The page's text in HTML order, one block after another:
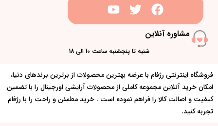
مشاوره آنلاین
شنبه تا پنجشنبه ساعت 10 الی 18
فروشگاه اینترنتی رژفام با عرضه بهترین محصولات از برترین برندهای دنیا،
امکان خرید آنلاین مجموعه کاملی از محصولات آرایشی اورجینال را با تضمین
کیفیت و اصالت کالا را فراهم نموده است . خرید مطمئن و راحت را با رژفام
تجربه کنید.